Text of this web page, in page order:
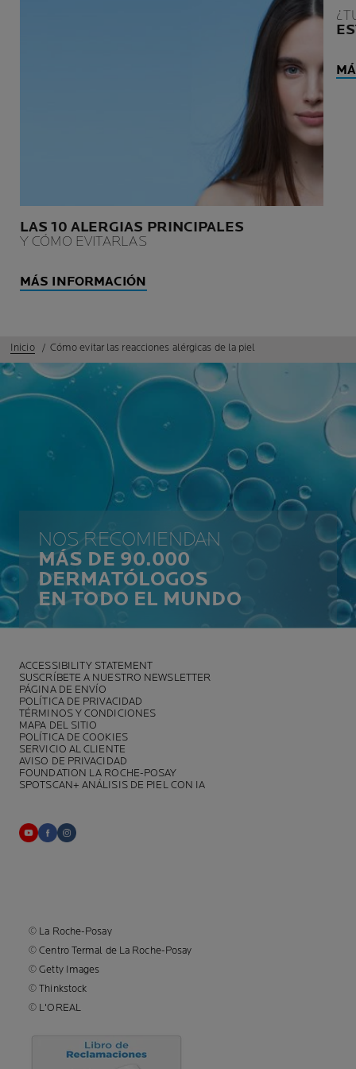
LAS 10 ALERGIAS PRINCIPALES
Y CÓMO EVITARLAS
MÁS INFORMACIÓN
Inicio Cómo evitar las reacciones alérgicas de la piel
NOS RECOMIENDAN
MÁS DE 90.000
DERMATÓLOGOS
EN TODO EL MUNDO
ACCESSIBILITY STATEMENT
SUSCRÍBETE A NUESTRO NEWSLETTER
PÁGINA DE ENVÍO
POLÍTICA DE PRIVACIDAD
TÉRMINOS Y CONDICIONES
MAPA DEL SITIO
POLÍTICA DE COOKIES
SERVICIO AL CLIENTE
AVISO DE PRIVACIDAD
FOUNDATION LA ROCHE-POSAY
SPOTSCAN+ ANÁLISIS DE PIEL CON IA
© La Roche-Posay
© Centro Termal de La Roche-Posay
© Getty Images
© Thinkstock
© L'OREAL